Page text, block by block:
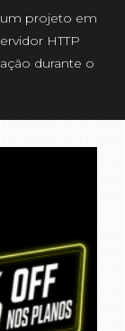
projeto em
HTTP
durante o